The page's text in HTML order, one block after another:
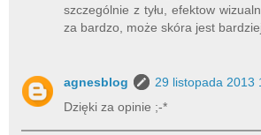
szczególnie z tyłu, efektow
za bardzo, może skóra jest
agnesblog
29 listopada 2013
Dzięki za opinie ;-*